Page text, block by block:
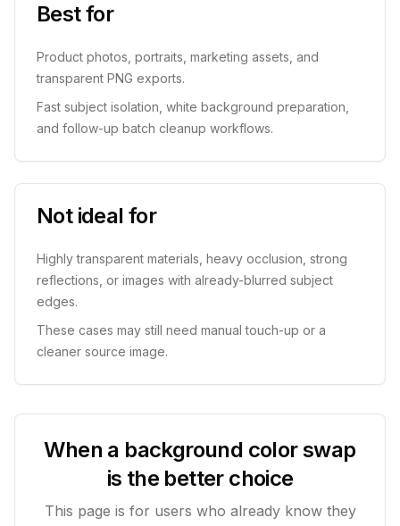
Best for
Product photos, portraits, marketing assets, and
transparent PNG exports.
Fast subject isolation, white background preparation,
and follow-up batch cleanup workflows.
Not ideal for
Highly transparent materials, heavy occlusion, strong
reflections, or images with already-blurred subject
edges.
These cases may still need manual touch-up or a
cleaner source image.
When a background color swap
is the better choice
This page is for users who already know they